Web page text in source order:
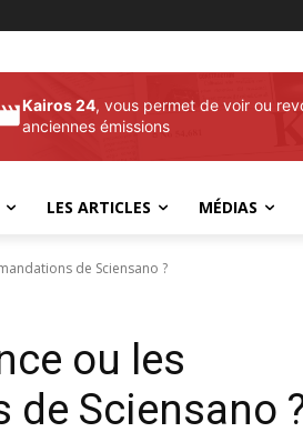
Kairos 24, vous permet de voir ou
anciennes émissions
LES ARTICLES MÉDIAS
de Sciensano ?
ou les
Sciensano